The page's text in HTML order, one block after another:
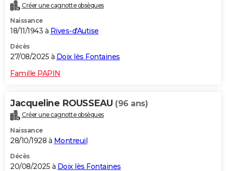
Créer une cagnotte obsèques
Naissance
18/11/1943 à Rives-d'Autise
Décès
27/08/2025 à Doix lès Fontaines
Famille PAPIN
Jacqueline ROUSSEAU (96 ans)
Créer une cagnotte obsèques
Naissance
28/10/1928 à Montreuil
Décès
20/08/2025 à Doix lès Fontaines